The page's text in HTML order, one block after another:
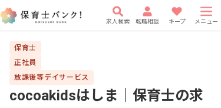
求人検索 転職相談 キープ メニュー
保育士
正社員
放課後等デイサービス
cocoakidsはしま｜保育士の求